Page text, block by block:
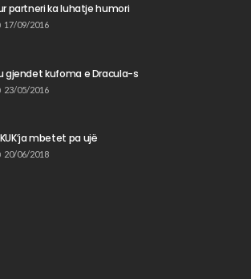
partneri ka luhatje humori
17/09/2016
gjendet kufoma e Dracula-s
23/05/2016
mbetet pa ujë
20/06/2018